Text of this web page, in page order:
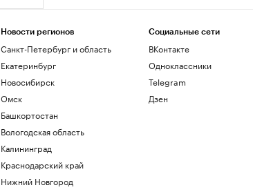
Новости регионов
Санкт-Петербург и область
Екатеринбург
Новосибирск
Омск
Башкортостан
Вологодская область
Калининград
Краснодарский край
Нижний Новгород
Социальные сети
ВКонтакте
Одноклассники
Telegram
Дзен